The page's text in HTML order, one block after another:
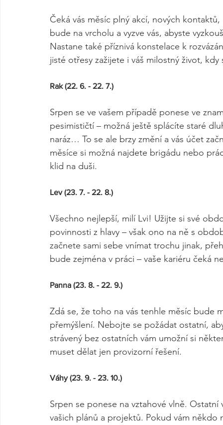
Čeká vás měsíc plný akcí, nových
bude na vrcholu a vyzve vás, abyste
Nastane také příznivá konstelace k
jisté otřesy zažijete i váš milostný život,
Rak (22. 6. - 22. 7.)
Srpen se ve vašem případě ponese ve
pesimističtí – možná ještě splácíte staré
naráz… To se ale brzy změní a vás účet
měsíce si možná najdete brigádu nebo
klid na duši.
Lev (23. 7. - 22. 8.)
Všechno nejlepší, milí Lvi! Užijte si své
povinnosti z hlavy – však ono na ně s
začnete sami sebe vnímat trochu jinak,
bude zejména v práci – vaše kariéru čeká
Panna (23. 8. - 22. 9.)
Zdá se, že toho na vás tenhle měsíc
přemýšlení. Nebojte se požádat ostatní,
strávený bez ostatních vám umožní si
muset dělat jen provizorní řešení.
Váhy (23. 9. - 23. 10.)
Srpen se ponese na vztahové vlně.
vašich plánů a projektů. Pokud vám